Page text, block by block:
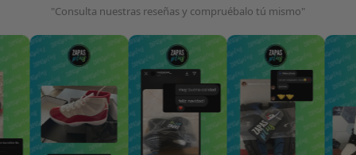
"Consulta nuestras reseñas y compruébalo tú mismo"